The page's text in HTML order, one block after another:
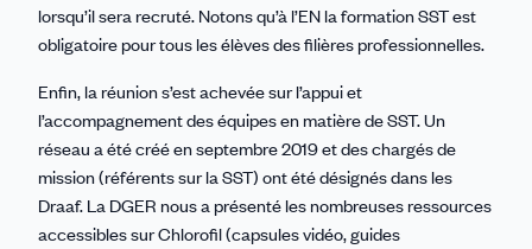
lorsqu’il sera recruté. Notons qu’à l’EN la formation SST est
obligatoire pour tous les élèves des filières professionnelles.
Enfin, la réunion s’est achevée sur l’appui et
l’accompagnement des équipes en matière de SST. Un
réseau a été créé en septembre 2019 et des chargés de
mission (référents sur la SST) ont été désignés dans les
Draaf. La DGER nous a présenté les nombreuses ressources
accessibles sur Chlorofil (capsules vidéo, guides